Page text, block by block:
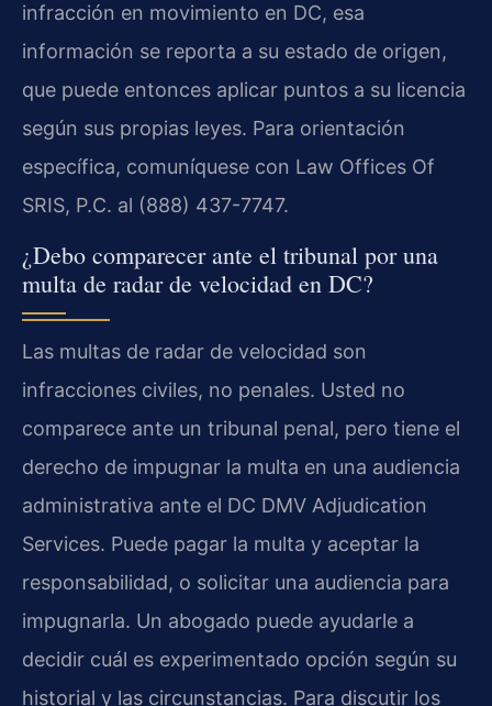
infracción en movimiento en DC, esa
información se reporta a su estado de origen,
que puede entonces aplicar puntos a su licencia
según sus propias leyes. Para orientación
específica, comuníquese con Law Offices Of
SRIS, P.C. al (888) 437-7747.
¿Debo comparecer ante el tribunal por una
multa de radar de velocidad en DC?
Las multas de radar de velocidad son
infracciones civiles, no penales. Usted no
comparece ante un tribunal penal, pero tiene el
derecho de impugnar la multa en una audiencia
administrativa ante el DC DMV Adjudication
Services. Puede pagar la multa y aceptar la
responsabilidad, o solicitar una audiencia para
impugnarla. Un abogado puede ayudarle a
decidir cuál es experimentado opción según su
historial y las circunstancias. Para discutir los